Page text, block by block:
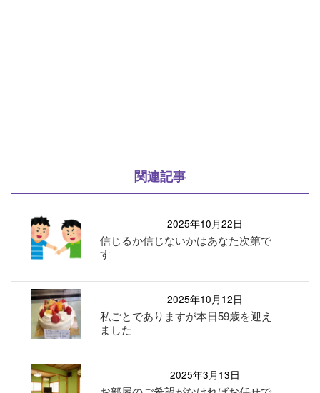
関連記事
2025年10月22日
信じるか信じないかはあなた次第で
す
2025年10月12日
私ごとでありますが本日59歳を迎え
ました
2025年3月13日